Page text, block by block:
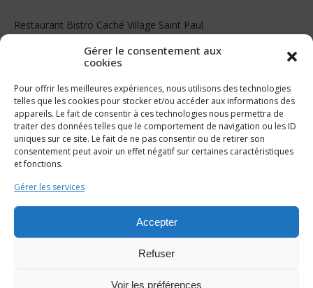
Gérer le consentement aux
cookies
Pour offrir les meilleures expériences, nous utilisons des technologies
telles que les cookies pour stocker et/ou accéder aux informations des
appareils. Le fait de consentir à ces technologies nous permettra de
traiter des données telles que le comportement de navigation ou les ID
uniques sur ce site. Le fait de ne pas consentir ou de retirer son
consentement peut avoir un effet négatif sur certaines caractéristiques
et fonctions.
Gérer les services
Accepter
Refuser
Voir les préférences
Restaurant Bistro Caché Village Saint Paul
Le musée Juif de Floride